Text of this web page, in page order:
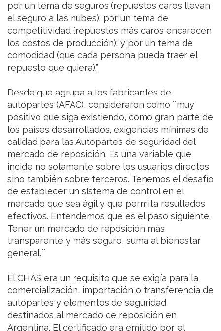
por un tema de seguros (repuestos caros llevan
el seguro a las nubes); por un tema de
competitividad (repuestos más caros encarecen
los costos de producción); y por un tema de
comodidad (que cada persona pueda traer el
repuesto que quiera).”
Desde que agrupa a los fabricantes de
autopartes (AFAC), consideraron como ´´muy
positivo que siga existiendo, como gran parte de
los países desarrollados, exigencias mínimas de
calidad para las Autopartes de seguridad del
mercado de reposición. Es una variable que
incide no solamente sobre los usuarios directos
sino también sobre terceros. Tenemos el desafío
de establecer un sistema de control en el
mercado que sea ágil y que permita resultados
efectivos. Entendemos que es el paso siguiente.
Tener un mercado de reposición más
transparente y más seguro, suma al bienestar
general.´´
El CHAS era un requisito que se exigía para la
comercialización, importación o transferencia de
autopartes y elementos de seguridad
destinados al mercado de reposición en
Argentina. El certificado era emitido por el